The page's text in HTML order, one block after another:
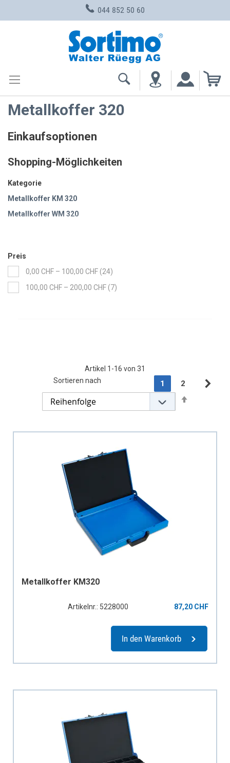
044 852 50 60
Metallkoffer 320
Artikel 1 -16 von 31
SeiteSie lesen gerade
1 Seite
2
Sortieren nach
Metallkoffer KM320
Artikelnr.: 5228000 87,20 CHF
In den Warenkorb
Einkaufsoptionen
Shopping-Möglichkeiten
Kategorie
Metallkoffer KM 320
Metallkoffer WM 320
Preis
0,00 CHF – 100,00 CHF 24Artikel
100,00 CHF – 200,00 CHF 7Artikel